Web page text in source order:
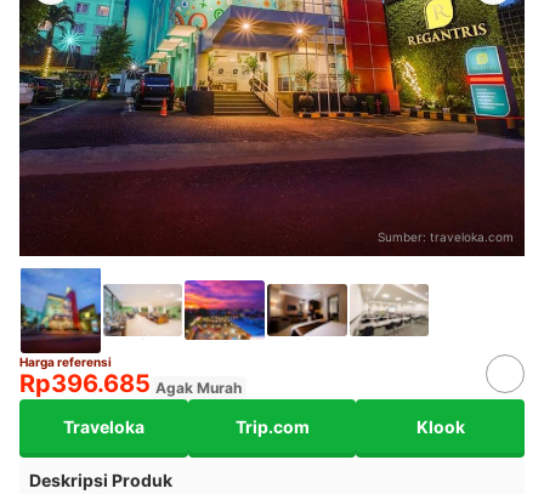
Sumber: traveloka.com
Harga referensi
Rp396.685 Agak Murah
Traveloka Trip.com Klook
Deskripsi Produk